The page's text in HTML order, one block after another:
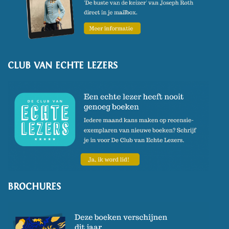
CLUB VAN ECHTE LEZERS
BROCHURES